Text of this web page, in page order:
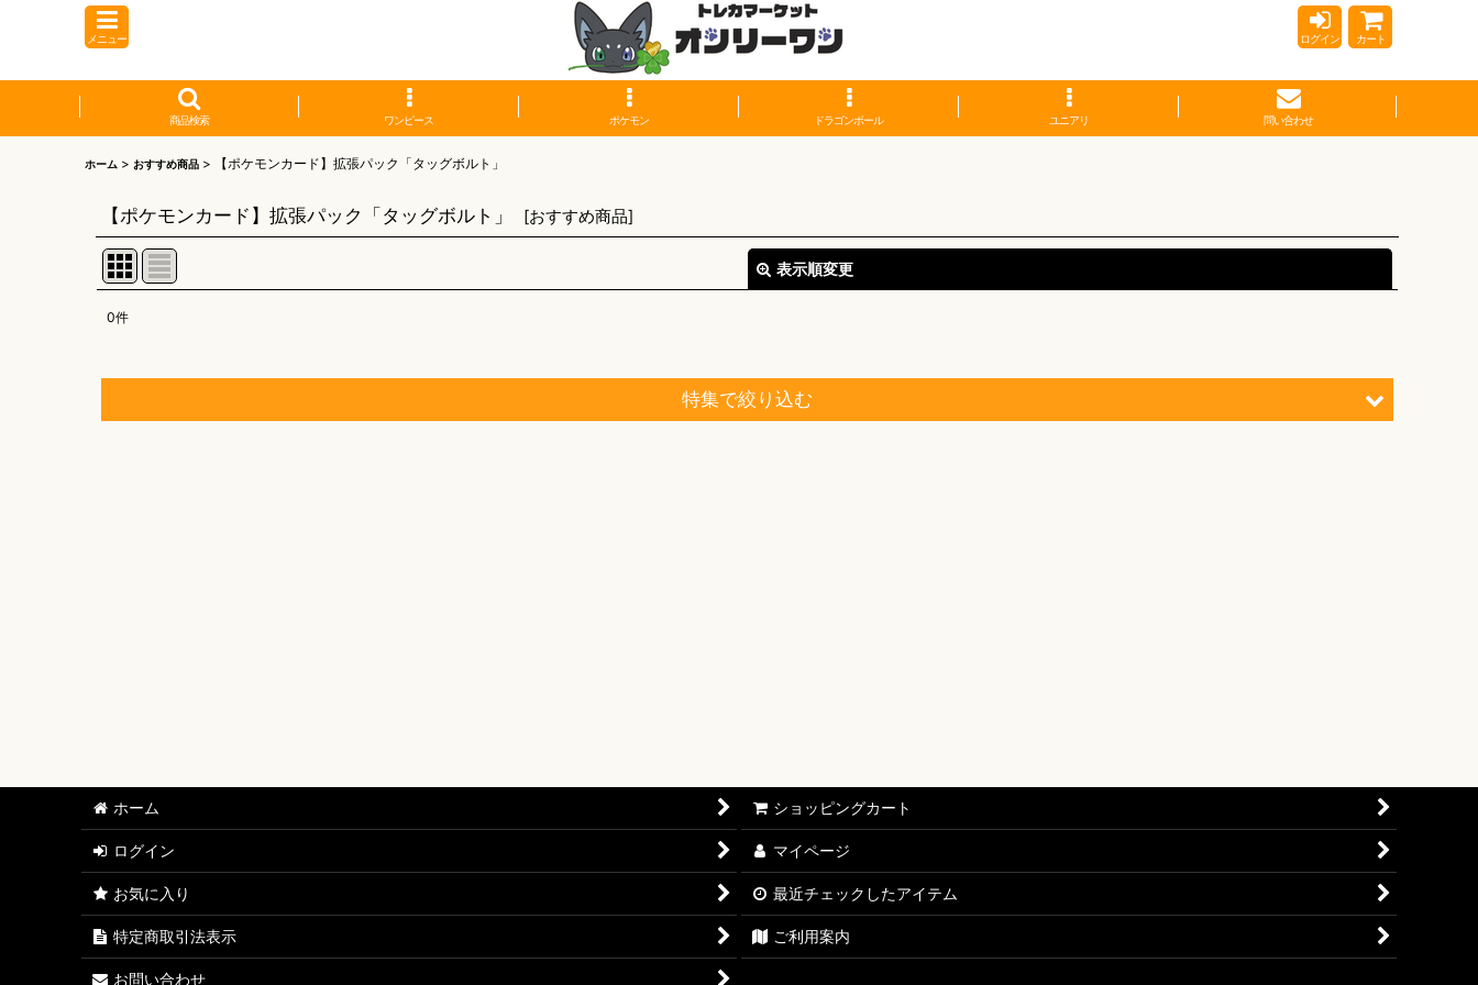
メニュー ログイン カート
商品検索 ワンピース ポケモン ドラゴンボール ユニアリ 問い合わせ
ホーム > おすすめ商品 > 【ポケモンカード】拡張パック「タッグボルト」
【ポケモンカード】拡張パック「タッグボルト」 [おすすめ商品]
表示順変更
0件
特集で絞り込む
【ワンピースカード】エクストラブースター ONE PIECE Heroines Edition【EB-03】
【ワンピースカード】ブースターパック 受け継がれる意志【OP-13】
【ワンピースカード】プレミアムブースター ONE PIECE CARD THE BEST vol.2【PRB-02】
【ワンピースカード】ブースターパック 師弟の絆【OP-12】
【ワンピースカード】ブースターパック 神速の拳【OP-11】
ホーム ショッピングカート
ログイン マイページ
お気に入り 最近チェックしたアイテム
特定商取引法表示 ご利用案内
お問い合わせ